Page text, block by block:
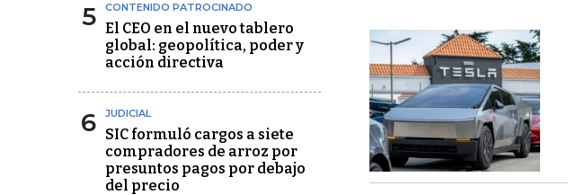
5 CONTENIDO PATROCINADO
El CEO en el nuevo tablero
global: geopolítica, poder y
acción directiva
6 JUDICIAL
SIC formuló cargos a siete
compradores de arroz por
presuntos pagos por debajo
del precio